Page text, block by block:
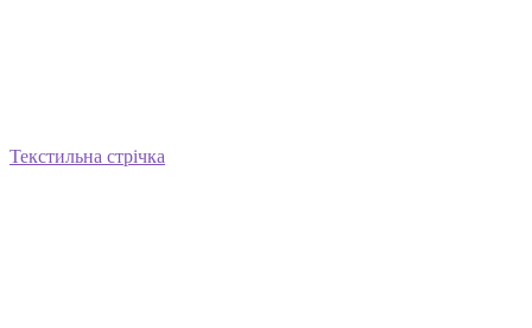
Текстильна стрічка